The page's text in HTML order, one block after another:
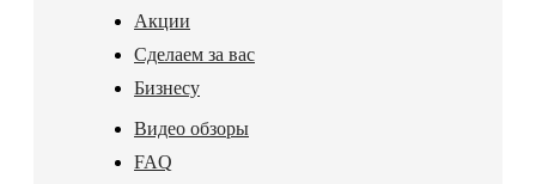
Акции
Сделаем за вас
Бизнесу
Видео обзоры
FAQ